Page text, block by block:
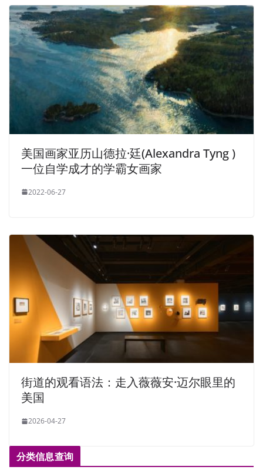
美国画家亚历山德拉·廷(Alexandra Tyng )
一位自学成才的学霸女画家
2022-06-27
街道的观看语法：走入薇薇安·迈尔眼里的
美国
2026-04-27
分类信息查询